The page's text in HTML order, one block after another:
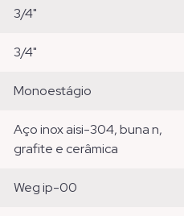
3/4"
3/4"
monoestágio
aço inox aisi-304, buna n,
grafite e cerâmica
weg ip-00